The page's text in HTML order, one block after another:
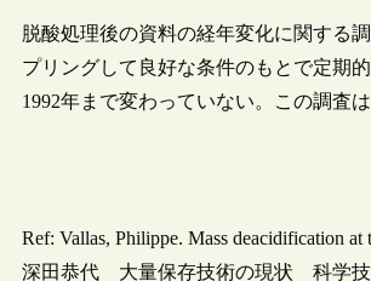
脱酸処理後の資料の経年変化に関する
プリングして良好な条件のもとで定期
1992年まで変わっていない。この調査
Ref: Vallas, Philippe. Mass deacidification
深田恭代 大量保存技術の現状 科学技